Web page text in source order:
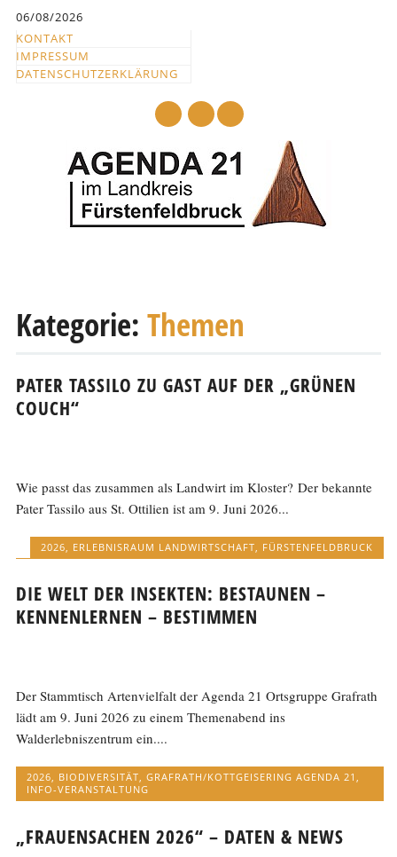
springen
06/08/2026
KONTAKT
IMPRESSUM
DATENSCHUTZERKLÄRUNG
zum
Kategorie: Themen
PATER TASSILO ZU GAST AUF DER „GRÜNEN
COUCH“
Wie passt das zusammen als Landwirt im Kloster? Der bekannte
Pater Tassilo aus St. Ottilien ist am 9. Juni 2026...
2026, ERLEBNISRAUM LANDWIRTSCHAFT, FÜRSTENFELDBRUCK
DIE WELT DER INSEKTEN: BESTAUNEN –
KENNENLERNEN – BESTIMMEN
Der Stammtisch Artenvielfalt der Agenda 21 Ortsgruppe Grafrath
lädt am 9. Juni 2026 zu einem Themenabend ins
Walderlebniszentrum ein....
2026, BIODIVERSITÄT,GRAFRATH/KOTTGEISERING AGENDA 21,
INFO-VERANSTALTUNG
„FRAUENSACHEN 2026“ – DATEN & NEWS